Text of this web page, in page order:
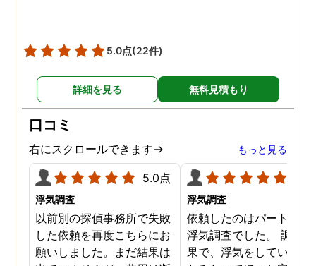
5.0点(22件)
詳細を見る 無料見積もり
口コミ
右にスクロールできます→ もっと見る
5.0点
浮気調査
以前別の探偵事務所で失敗
した依頼を再度こちらにお
願いしました。まだ結果は
浮気調査
依頼したのはパートナー
浮気調査でした。 調査
果で、浮気をしていなか